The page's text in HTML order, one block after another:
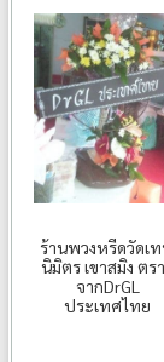
ร้านพวงหรีดวัดเ
นิมิตร เขาสมิง ตร
จากDrGL
ประเทศไทย